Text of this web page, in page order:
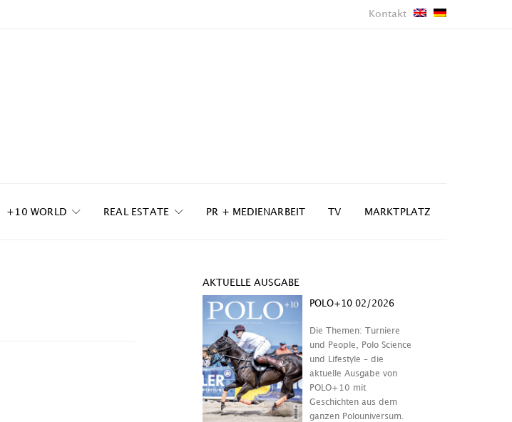
Kontakt
+10 WORLD REAL ESTATE PR + MEDIENARBEIT TV MARKTPLATZ
AKTUELLE AUSGABE
POLO+10 02/2026
Die Themen: Turniere
und People, Polo Science
und Lifestyle – die
aktuelle Ausgabe von
POLO+10 mit
Geschichten aus dem
ganzen Polouniversum.